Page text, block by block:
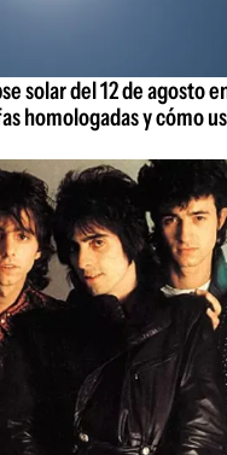
solar del 12 de agosto
homologadas y cómo